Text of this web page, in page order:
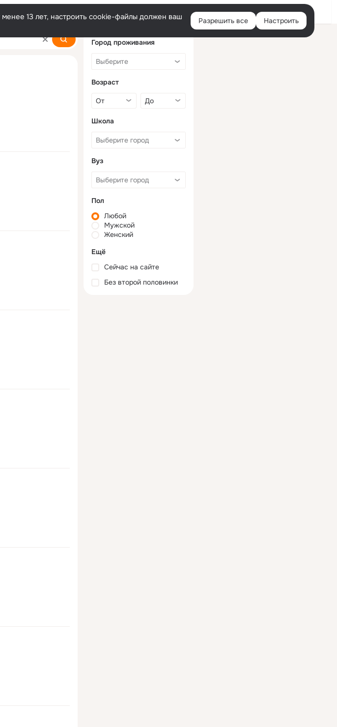
Войти
13 лет, настроить cookie-файлы должен ваш
Разрешить все Настроить
Город проживания
Возраст
Школа
Вуз
Пол
Любой
Мужской
Женский
Ещё
Сейчас на сайте
Без второй половинки